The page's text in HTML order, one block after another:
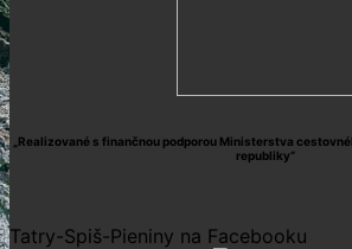
„Realizované s finančnou podporou Ministerstva
republiky“
Tatry-Spiš-Pieniny na Facebooku